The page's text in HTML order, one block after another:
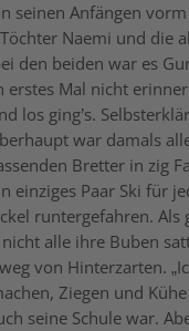
seinen Anfängen
Naemi und die
den beiden war es
erstes Mal nicht
los ging’s.
war damals
Bretter in zig
einziges Paar Ski für
runtergefahren.
alle ihre Buben
von Hinterzarten.
Ziegen und
seine Schule war.